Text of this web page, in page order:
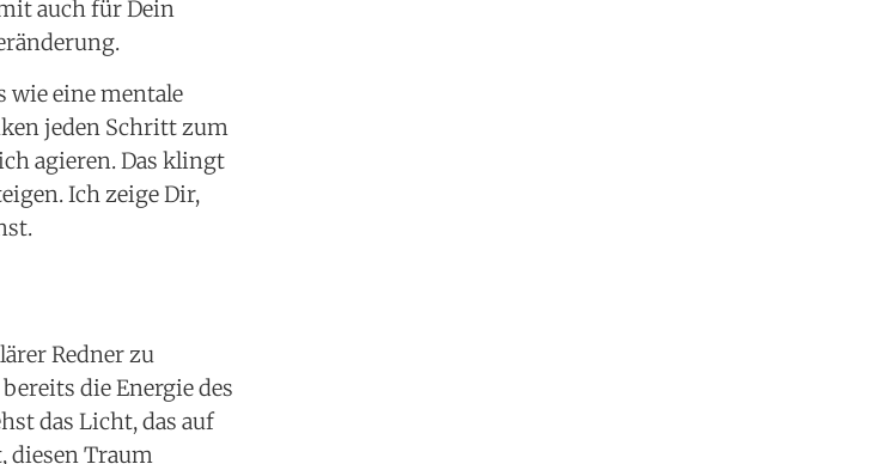
auch für Dein
wie eine mentale
jeden Schritt zum
agieren. Das klingt
Ich zeige Dir,
Redner zu
die Energie des
das Licht, das auf
diesen Traum